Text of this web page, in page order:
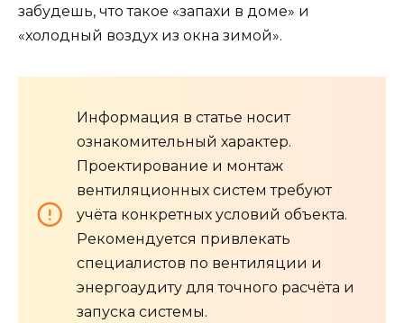
забудешь, что такое «запахи в доме» и
«холодный воздух из окна зимой».
Информация в статье носит
ознакомительный характер.
Проектирование и монтаж
вентиляционных систем требуют
учёта конкретных условий объекта.
Рекомендуется привлекать
специалистов по вентиляции и
энергоаудиту для точного расчёта и
запуска системы.